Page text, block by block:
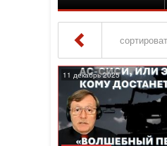
Iton TV»
11 декабрь 2025